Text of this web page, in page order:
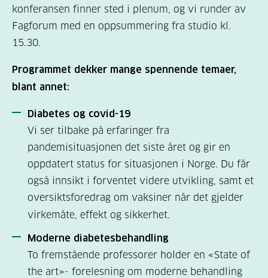
konferansen finner sted i plenum, og vi runder av
Fagforum med en oppsummering fra studio kl.
15.30.
Programmet dekker mange spennende temaer,
blant annet:
Diabetes og covid-19
Vi ser tilbake på erfaringer fra
pandemisituasjonen det siste året og gir en
oppdatert status for situasjonen i Norge. Du får
også innsikt i forventet videre utvikling, samt et
oversiktsforedrag om vaksiner når det gjelder
virkemåte, effekt og sikkerhet.
Moderne diabetesbehandling
To fremstående professorer holder en «State of
the art»- forelesning om moderne behandling